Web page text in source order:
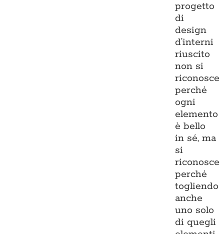
progetto
di
design
d’interni
riuscito
non si
riconosce
perché
ogni
elemento
è bello
in sé, ma
si
riconosce
perché
togliendo
anche
uno solo
di quegli